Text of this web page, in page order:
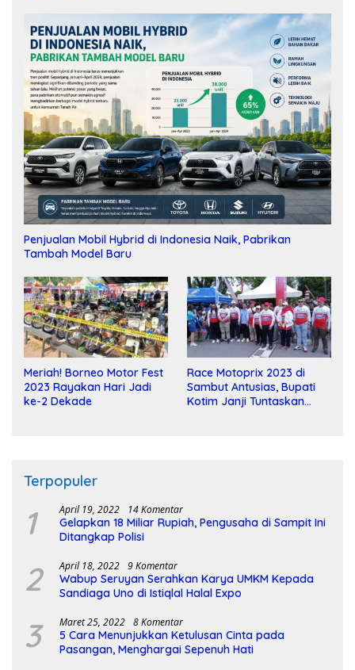
Penjualan Mobil Hybrid di Indonesia Naik, Pabrikan
Tambah Model Baru
Meriah! Borneo Motor Fest
2023 Rayakan Hari Jadi
ke-2 Dekade
Race Motoprix 2023 di
Sambut Antusias, Bupati
Kotim Janji Tuntaskan
Terpopuler
1 April 19, 2022 14 Komentar
Gelapkan 18 Miliar Rupiah, Pengusaha di Sampit Ini
Ditangkap Polisi
2 April 18, 2022 9 Komentar
Wabup Seruyan Serahkan Karya UMKM Kepada
Sandiaga Uno di Istiqlal Halal Expo
3 Maret 25, 2022 8 Komentar
5 Cara Menunjukkan Ketulusan Cinta pada
Pasangan, Menghargai Sepenuh Hati